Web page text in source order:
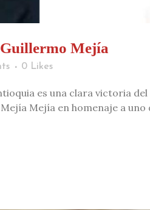
Mejía
0 Likes
es una clara victoria
Mejía en homenaje a uno